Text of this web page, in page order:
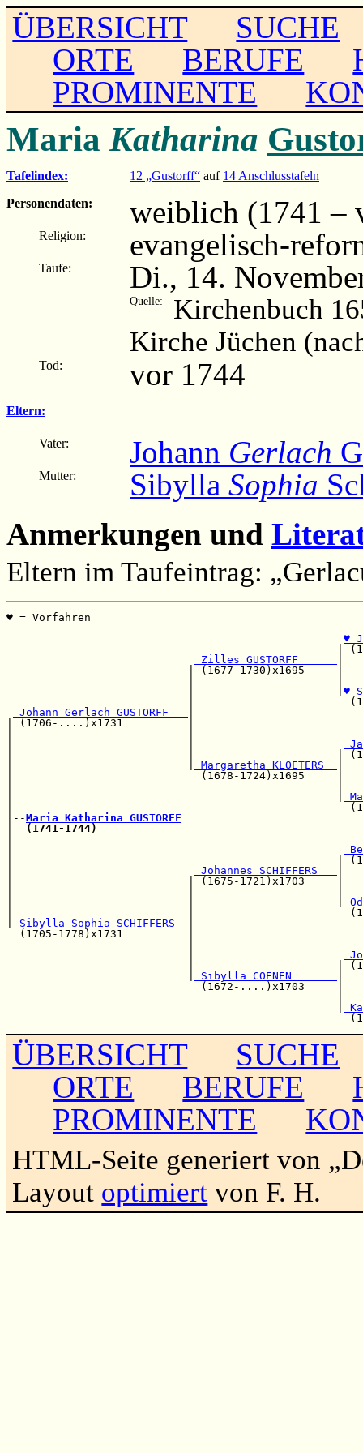
ÜBERSICHT
SUCHE
ORTE
BERUFE
PROMINENTE
Maria Katharina
Tafelindex: 12 „Gustorff“ auf 14 Anschlusstafeln
Personendaten:
weiblich (1741 –
Religion: evangelisch-
Taufe: Di., 14.
Quelle:
Kirchenbuch
Kirche Jüchen
Tod: vor 1744
Eltern:
Vater: Johann Gerlach
Mutter: Sibylla Sophia
Anmerkungen und
Eltern im Taufeintrag:
♥ =
♥
Zilles GUSTORFF
|
♥
|
Johann Gerlach GUSTORFF
| (1706-
|                           |                      |
Margaretha KLOETERS
|                             (1678-
|
|--Maria Katharina GUSTORFF
(1741-1744)
|                                                  |
Johannes SCHIFFERS
|                           | (1675-
|                           |
Sibylla Sophia SCHIFFERS
(1705-1778)x1731
|
Sibylla COENEN
ÜBERSICHT
SUCHE
ORTE
BERUFE
PROMINENTE
HTML-Seite generiert von
Layout optimiert von F. H.